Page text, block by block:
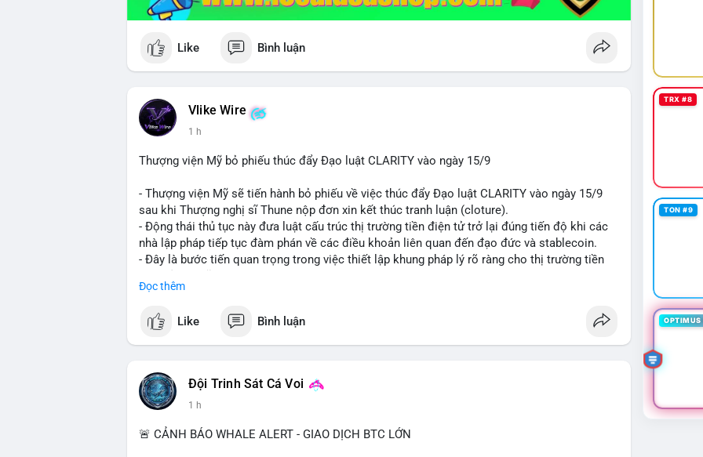
Like Bình luận
Vlike Wire
1 h
Thượng viện Mỹ bỏ phiếu thúc đẩy Đạo luật CLARITY vào ngày 15/9
- Thượng viện Mỹ sẽ tiến hành bỏ phiếu về việc thúc đẩy Đạo luật CLARITY vào ngày 15/9
sau khi Thượng nghị sĩ Thune nộp đơn xin kết thúc tranh luận (cloture).
- Động thái thủ tục này đưa luật cấu trúc thị trường tiền điện tử trở lại đúng tiến độ khi các
nhà lập pháp tiếp tục đàm phán về các điều khoản liên quan đến đạo đức và stablecoin.
- Đây là bước tiến quan trọng trong việc thiết lập khung pháp lý rõ ràng cho thị trường tiền
$btc $eth
#vlikevn #titanbot
📰 Nguồn: Cointelegraph
Đọc thêm
Like Bình luận
Đội Trinh Sát Cá Voi
1 h
🚨 CẢNH BÁO WHALE ALERT - GIAO DỊCH BTC LỚN
TRX #8
TON #9
OPTIMUS